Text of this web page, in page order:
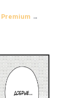
Premium →